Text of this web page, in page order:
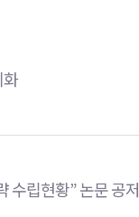
화
수립현황” 논문 공